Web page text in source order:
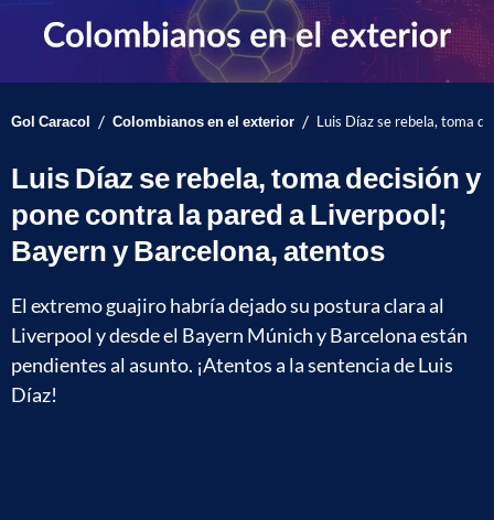
Gol Caracol / Colombianos en el exterior / Luis Díaz se rebela, toma
Luis Díaz se rebela, toma decisión y
pone contra la pared a Liverpool;
Bayern y Barcelona, atentos
El extremo guajiro habría dejado su postura clara al
Liverpool y desde el Bayern Múnich y Barcelona están
pendientes al asunto. ¡Atentos a la sentencia de Luis
Díaz!